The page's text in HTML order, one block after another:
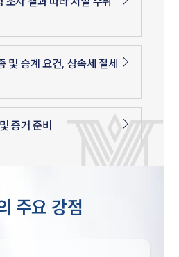
및 승계 요건, 상속세 절세
증거 준비
주요 강점